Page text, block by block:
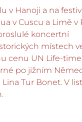
Hanoji a na
v Cuscu a Limě v
koncertní
místech
cenu UN Life-
po jižním
Tur Bonet. V